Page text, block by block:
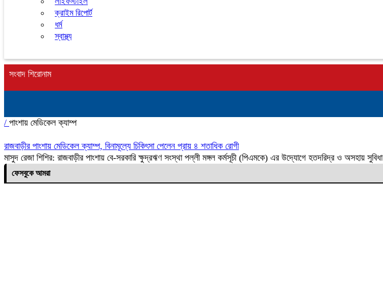
ক্রাইম রিপোর্ট
ধর্ম
স্বাস্থ্য
সংবাদ শিরোনাম
/ পাংশায় মেডিকেল ক্যাম্প
রাজবাড়ীর পাংশায় মেডিকেল ক্যাম্প, বিনামূল্যে চিকিৎসা পেলেন প্রায় ৪ শতাধিক রোগী
মাসুদ রেজা শিশির: রাজবাড়ীর পাংশায় বে-সরকারি ক্ষুদ্রঋণ সংস্থা পল্লী মঙ্গল কর্মসূচী (পিএমকে) এর উদ্যোগে হতদরিদ্র ও অসহায়
ফেসবুকে আমরা